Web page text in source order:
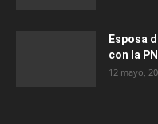
Esposa
con la
12 mayo,